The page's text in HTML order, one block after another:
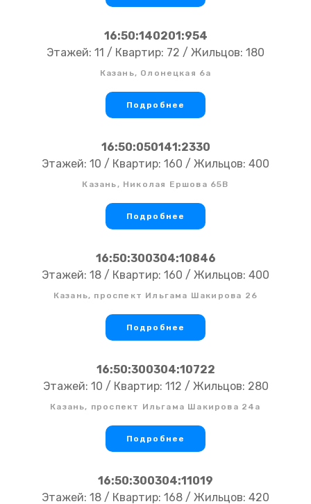
16:50:140201:954
Этажей: 11 / Квартир: 72 / Жильцов: 180
Казань, Олонецкая 6а
Подробнее
16:50:050141:2330
Этажей: 10 / Квартир: 160 / Жильцов: 400
Казань, Николая Ершова 65В
Подробнее
16:50:300304:10846
Этажей: 18 / Квартир: 160 / Жильцов: 400
Казань, проспект Ильгама Шакирова 26
Подробнее
16:50:300304:10722
Этажей: 10 / Квартир: 112 / Жильцов: 280
Казань, проспект Ильгама Шакирова 24а
Подробнее
16:50:300304:11019
Этажей: 18 / Квартир: 168 / Жильцов: 420